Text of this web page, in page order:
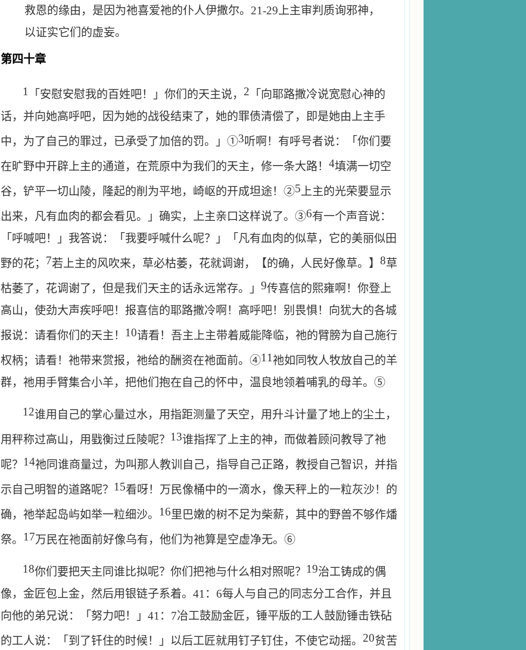
救恩的缘由，是因为祂喜爱祂的仆人伊撒尔。 21-29 上主审判质询邪神，
以证实它们的虚妄。
第四十章
1 「安慰安慰我的百姓吧！」你们的天主说， 2 「向耶路撒冷说宽慰心神的
话，并向她高呼吧，因为她的战役结束了，她的罪债清偿了，即是她由上主手
中，为了自己的罪过，已承受了加倍的罚。」①3听啊！有呼号者说：「你们要
在旷野中开辟上主的通道，在荒原中为我们的天主，修一条大路！ 4填满一切空
谷，铲平一切山陵，隆起的削为平地，崎岖的开成坦途！②5 上主的光荣要显示
出来，凡有血肉的都会看见。」确实，上主亲口这样说了。③6有一个声音说：
「呼喊吧！」我答说：「我要呼喊什么呢？」「凡有血肉的似草，它的美丽似田
野的花； 7若上主的风吹来，草必枯萎，花就调谢，【的确，人民好像草。】 8草
枯萎了，花调谢了，但是我们天主的话永远常存。」 9传喜信的熙雍啊！你登上
高山，使劲大声疾呼吧！报喜信的耶路撒冷啊！高呼吧！别畏惧！向犹大的各城
报说：请看你们的天主！ 10请看！吾主上主带着威能降临，祂的臂膀为自己施行
权柄；请看！祂带来赏报，祂给的酬资在祂面前。④11祂如同牧人牧放自己的羊
群，祂用手臂集合小羊，把他们抱在自己的怀中，温良地领着哺乳的母羊。⑤
12谁用自己的掌心量过水，用指距测量了天空，用升斗计量了地上的尘土，
用秤称过高山，用戥衡过丘陵呢？ 13谁指挥了上主的神，而做着顾问教导了祂
呢？ 14祂同谁商量过，为叫那人教训自己，指导自己正路，教授自己智识，并指
示自己明智的道路呢？ 15看呀！万民像桶中的一滴水，像天秤上的一粒灰沙！的
确，祂举起岛屿如举一粒细沙。 16里巴嫩的树不足为柴薪，其中的野兽不够作燔
祭。 17万民在祂面前好像乌有，他们为祂算是空虚净无。⑥
18你们要把天主同谁比拟呢？你们把祂与什么相对照呢？ 19治工铸成的偶
像，金匠包上金，然后用银链子系着。 41 ： 6每人与自己的同志分工合作，并且
向他的弟兄说：「努力吧！」 41 ： 7冶工鼓励金匠，锤平版的工人鼓励锤击铁砧
的工人说：「到了钎住的时候！」以后工匠就用钉子钉住，不使它动摇。 20贫苦